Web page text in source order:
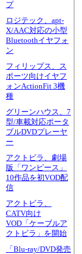
プ
ロジテック、apt-
X/AAC対応の小型
Bluetoothイヤフォ
ン
フィリップス、ス
ポーツ向けイヤフ
ォンActionFit 3機
種
グリーンハウス、7
型/車載対応ポータ
ブルDVDプレーヤ
ー
アクトビラ、劇場
版「ワンピース」
10作品を初VOD配
信
アクトビラ、
CATV向け
VOD「ケーブルア
クトビラ」を開始
「Blu-ray/DVD発売